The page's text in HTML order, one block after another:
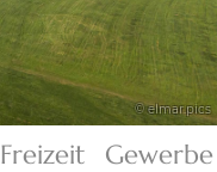
© elmar.pics
Freizeit Gewerbe